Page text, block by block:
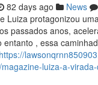
82 days ago News
Luiza protagonizou
passados anos,
, essa
https://
luiza-a-